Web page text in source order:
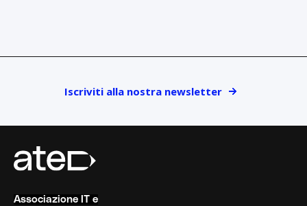
Iscriviti alla nostra newsletter
Associazione IT e